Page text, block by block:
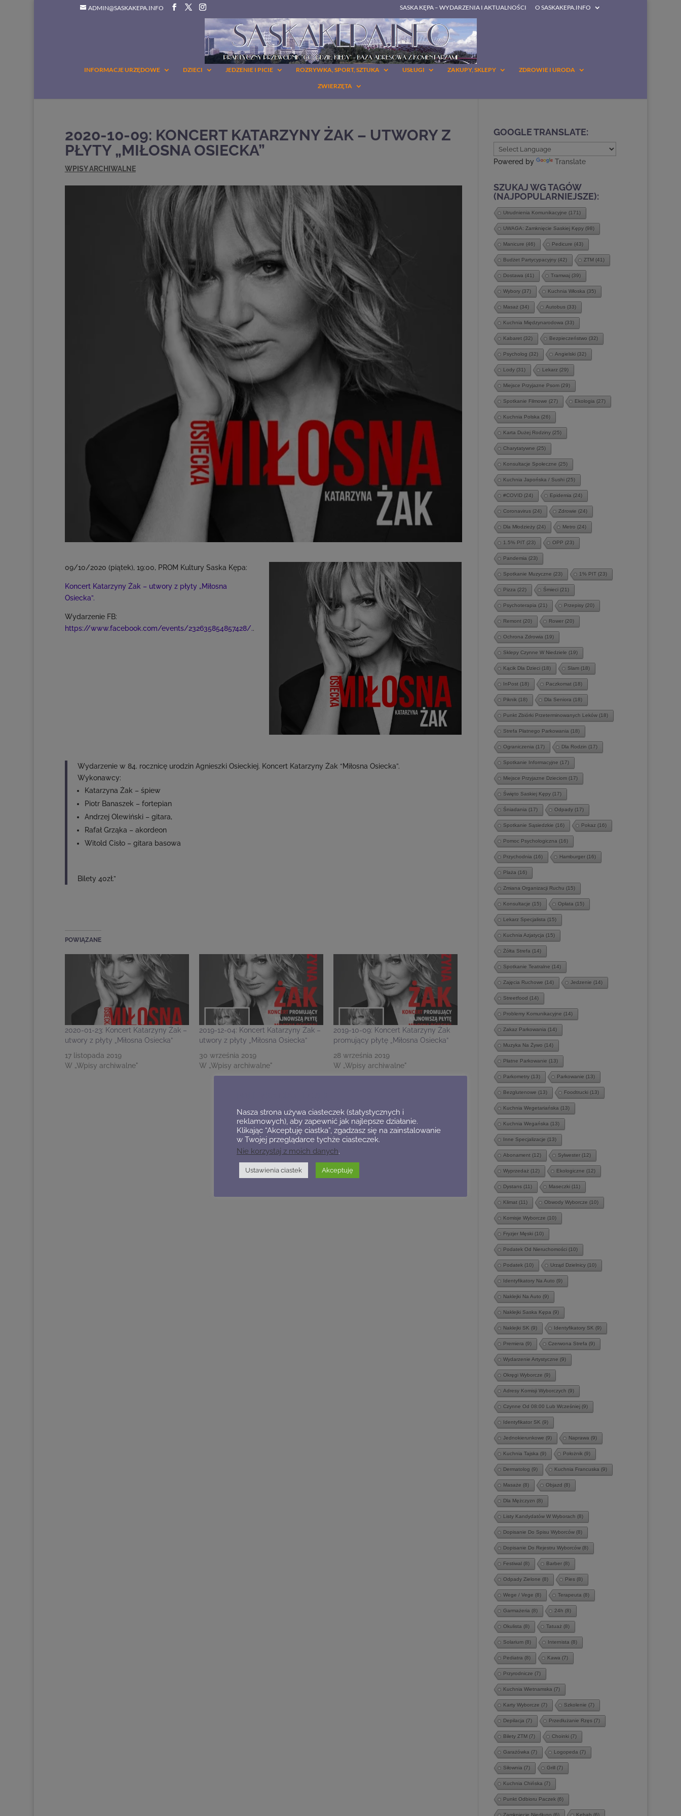
ADMIN@SASKAKEPA.INFO SASKA KĘPA – WYDARZENIA I AKTUALNOŚCI O SASKAKEPA.INFO
INFORMACJE URZĘDOWE DZIECI JEDZENIE I PICIE ROZRYWKA, SPORT, SZTUKA USŁUGI ZAKUPY, SKLEPY ZDROWIE I URODA
ZWIERZĘTA
2020-10-09: KONCERT KATARZYNY ŻAK – UTWORY Z
PŁYTY „MIŁOSNA OSIECKA”
WPISY ARCHIWALNE
09/10/2020 (piątek), 19:00, PROM Kultury Saska Kępa:
Koncert Katarzyny Żak – utwory z płyty „Miłosna
Osiecka”.
Wydarzenie FB:
https://www.facebook.com/events/232635854857428/..
Wydarzenie w 84. rocznicę urodzin Agnieszki Osieckiej. Koncert Katarzyny Żak “Miłosna Osiecka”.
Wykonawcy:
Katarzyna Żak – śpiew
Piotr Banaszek – fortepian
Andrzej Olewiński – gitara,
Rafał Grząka – akordeon
Witold Cisło – gitara basowa
Bilety 40zł.”
POWIĄZANE
2020-01-23: Koncert Katarzyny Żak –
utwory z płyty „Miłosna Osiecka”
17 listopada 2019
W „Wpisy archiwalne"
2019-12-04: Koncert Katarzyny Żak –
utwory z płyty „Miłosna Osiecka”
30 września 2019
W „Wpisy archiwalne"
2019-10-09: Koncert Katarzyny Żak
promujący płytę „Miłosna Osiecka”
28 września 2019
W „Wpisy archiwalne"
GOOGLE TRANSLATE:
Powered by Translate
SZUKAJ WG TAGÓW
(NAJPOPULARNIEJSZE):
Utrudnienia Komunikacyjne (171)
UWAGA: Zamknięcie Saskiej Kępy (98)
Manicure (46) Pedicure (43)
Budżet Partycypacyjny (42) ZTM (41)
Dostawa (41) Tramwaj (39)
Wybory (37) Kuchnia Włoska (35)
Masaż (34) Autobus (33)
Kuchnia Międzynarodowa (33)
Kabaret (32) Bezpieczeństwo (32)
Psycholog (32) Angielski (32)
Lody (31) Lekarz (29)
Miejsce Przyjazne Psom (29)
Spotkanie Filmowe (27) Ekologia (27)
Kuchnia Polska (26)
Karta Dużej Rodziny (25)
Charytatywne (25)
Konsultacje Społeczne (25)
Kuchnia Japońska / Sushi (25)
#COVID (24) Epidemia (24)
Coronavirus (24) Zdrowie (24)
Dla Młodzieży (24) Metro (24)
1.5% PIT (23) OPP (23)
Pandemia (23)
Spotkanie Muzyczne (23) 1% PIT (23)
Pizza (22) Śmieci (21)
Psychoterapia (21) Przepisy (20)
Remont (20) Rower (20)
Ochrona Zdrowia (19)
Sklepy Czynne W Niedziele (19)
Kącik Dla Dzieci (18) Slam (18)
InPost (18) Paczkomat (18)
Piknik (18) Dla Seniora (18)
Punkt Zbiórki Przeterminowanych Leków (18)
Strefa Płatnego Parkowania (18)
Ograniczenia (17) Dla Rodzin (17)
Spotkanie Informacyjne (17)
Miejsce Przyjazne Dzieciom (17)
Święto Saskiej Kępy (17)
Śniadania (17) Odpady (17)
Spotkanie Sąsiedzkie (16) Pokaz (16)
Pomoc Psychologiczna (16)
Przychodnia (16) Hamburger (16)
Plaża (16)
Zmiana Organizacji Ruchu (15)
Konsultacje (15) Opłata (15)
Lekarz Specjalista (15)
Kuchnia Azjatycja (15)
Żółta Strefa (14)
Spotkanie Teatralne (14)
Zajęcia Ruchowe (14) Jedzenie (14)
Streetfood (14)
Problemy Komunikacyjne (14)
Zakaz Parkowania (14)
Muzyka Na Żywo (14)
Płatne Parkowanie (13)
Parkometry (13) Parkowanie (13)
Bezglutenowe (13) Foodtrucki (13)
Kuchnia Wegetariańska (13)
Kuchnia Wegańska (13)
Inne Specjalizacje (13)
Abonament (12) Sylwester (12)
Wyprzedaż (12) Ekologiczne (12)
Dystans (11) Maseczki (11)
Klimat (11) Obwody Wyborcze (10)
Komisje Wyborcze (10)
Fryzjer Męski (10)
Podatek Od Nieruchomości (10)
Podatek (10) Urząd Dzielnicy (10)
Identyfikatory Na Auto (9)
Naklejki Na Auto (9)
Naklejki Saska Kępa (9)
Naklejki SK (9) Identyfikatory SK (9)
Premiera (9) Czerwona Strefa (9)
Wydarzenie Artystyczne (9)
Okręgi Wyborcze (9)
Adresy Komisji Wyborczych (9)
Czynne Od 08:00 Lub Wcześniej (9)
Identyfikator SK (9)
Jednokierunkowe (9) Naprawa (9)
Kuchnia Tajska (9) Położnik (9)
Dermatolog (9) Kuchnia Francuska (9)
Masaże (8) Objazd (8)
Dla Mężczyzn (8)
Listy Kandydatów W Wyborach (8)
Dopisanie Do Spisu Wyborców (8)
Dopisanie Do Rejestru Wyborców (8)
Festiwal (8) Barber (8)
Odpady Zielone (8) Pies (8)
Wege / Vege (8) Terapeuta (8)
Garmażeria (8) 24h (8)
Okulista (8) Tatuaż (8)
Solarium (8) Internista (8)
Pediatra (8) Kawa (7)
Przyrodnicze (7)
Kuchnia Wietnamska (7)
Karty Wyborcze (7) Szkolenie (7)
Depilacja (7) Przedłużanie Rzęs (7)
Bilety ZTM (7) Choinki (7)
Garażówka (7) Logopeda (7)
Siłownia (7) Grill (7)
Kuchnia Chińska (7)
Punkt Odbioru Paczek (6)
Zamknięcie Niedługo (6) Kebab (6)
Nasza strona używa ciasteczek (statystycznych i
reklamowych), aby zapewnić jak najlepsze działanie.
Klikając “Akceptuję ciastka”, zgadzasz się na zainstalowanie
w Twojej przeglądarce tychże ciasteczek.
Nie korzystaj z moich danych.
Ustawienia ciastek Akceptuję